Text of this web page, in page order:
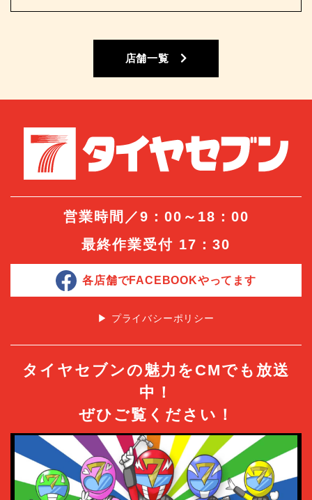
店舗一覧
営業時間／9：00～18：00
最終作業受付 17：30
各店舗でFACEBOOKやってます
▶︎ プライバシーポリシー
タイヤセブンの魅力をCMでも放送
中！
ぜひご覧ください！